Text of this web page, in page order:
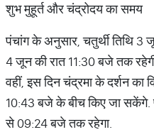
शुभ मुहूर्त और चंद्रोदय का समय
पंचांग के अनुसार, चतुर्थी तिथि
4 जून की रात 11:30 बजे तक
वहीं, इस दिन चंद्रमा के दर्शन का
10:43 बजे के बीच किए जा
से 09:24 बजे तक रहेगा.